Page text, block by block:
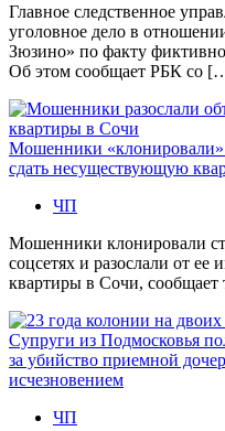
Главное следственное
уголовное дело в
Зюзино» по факту
Об этом сообщает РБК со
Мошенники
сдать несуществующую
ЧП
Мошенники клонировали
соцсетях и разослали от ее
квартиры в Сочи,
Супруги из Подмосковья
за убийство приемной
исчезновением
ЧП